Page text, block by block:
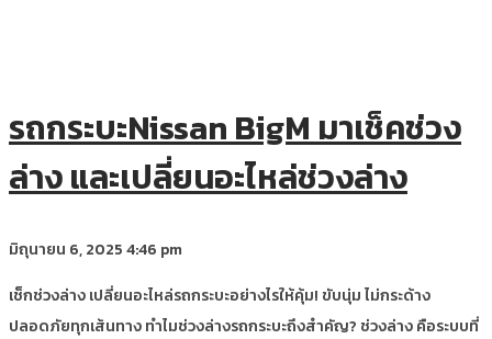
รถกระบะNissan BigM มาเช็คช่วง
ล่าง และเปลี่ยนอะไหล่ช่วงล่าง
มิถุนายน 6, 20254:46 pm
เช็กช่วงล่าง เปลี่ยนอะไหล่รถกระบะอย่างไรให้คุ้ม! ขับนุ่ม ไม่กระด้าง
ปลอดภัยทุกเส้นทาง ทำไมช่วงล่างรถกระบะถึงสำคัญ? ช่วงล่าง คือระบบที่